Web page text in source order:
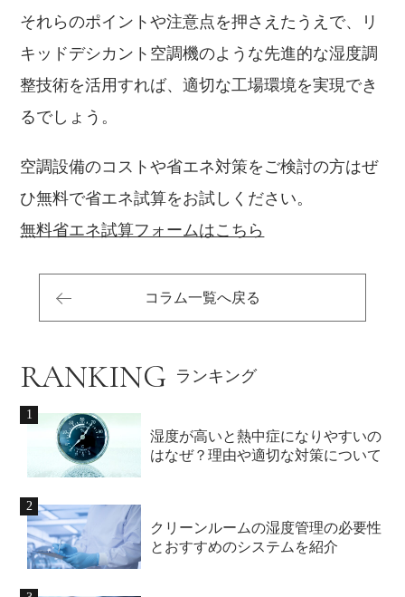
それらのポイントや注意点を押さえたうえで、リ
キッドデシカント空調機のような先進的な湿度調
整技術を活用すれば、適切な工場環境を実現でき
るでしょう。
空調設備のコストや省エネ対策をご検討の方はぜ
ひ無料で省エネ試算をお試しください。
無料省エネ試算フォームはこちら
コラム一覧へ戻る
RANKING ランキング
湿度が高いと熱中症になりやすいの
はなぜ？理由や適切な対策について
クリーンルームの湿度管理の必要性
とおすすめのシステムを紹介